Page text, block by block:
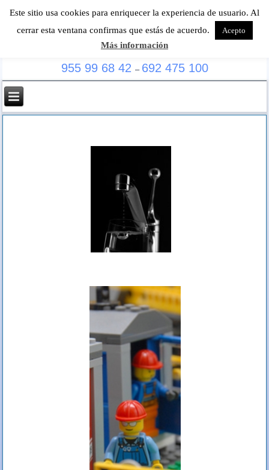
Especialistas en localización de fugas de agua
955 99 68 42 – 692 475 100
Este sitio usa cookies para enriquecer la experiencia de usuario. Al
cerrar esta ventana confirmas que estás de acuerdo.
Acepto
Más información